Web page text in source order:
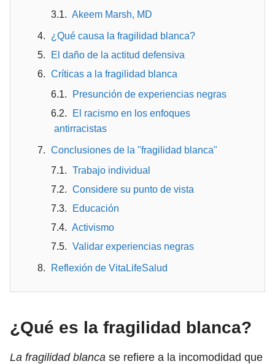
Akeem Marsh, MD
¿Qué causa la fragilidad blanca?
El daño de la actitud defensiva
Críticas a la fragilidad blanca
Presunción de experiencias negras
El racismo en los enfoques
antirracistas
Conclusiones de la "fragilidad blanca"
Trabajo individual
Considere su punto de vista
Educación
Activismo
Validar experiencias negras
Reflexión de VitaLifeSalud
¿Qué es la fragilidad blanca?
La fragilidad blanca se refiere a la incomodidad que